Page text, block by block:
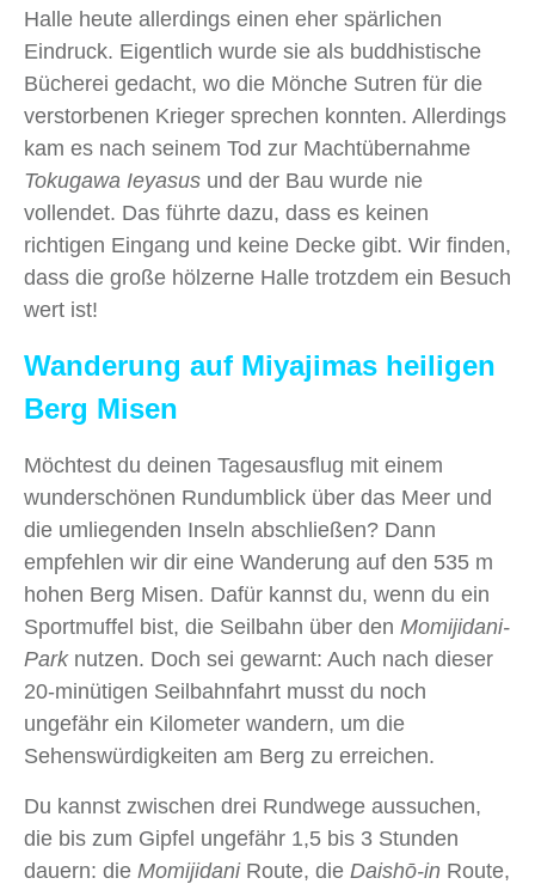
Halle heute allerdings einen eher spärlichen
Eindruck. Eigentlich wurde sie als buddhistische
Bücherei gedacht, wo die Mönche Sutren für die
verstorbenen Krieger sprechen konnten. Allerdings
kam es nach seinem Tod zur Machtübernahme
Tokugawa Ieyasus und der Bau wurde nie
vollendet. Das führte dazu, dass es keinen
richtigen Eingang und keine Decke gibt. Wir finden,
dass die große hölzerne Halle trotzdem ein Besuch
wert ist!
Wanderung auf Miyajimas heiligen
Berg Misen
Möchtest du deinen Tagesausflug mit einem
wunderschönen Rundumblick über das Meer und
die umliegenden Inseln abschließen? Dann
empfehlen wir dir eine Wanderung auf den 535 m
hohen Berg Misen. Dafür kannst du, wenn du ein
Sportmuffel bist, die Seilbahn über den Momijidani-
Parknutzen. Doch sei gewarnt: Auch nach dieser
20-minütigen Seilbahnfahrt musst du noch
ungefähr ein Kilometer wandern, um die
Sehenswürdigkeiten am Berg zu erreichen.
Du kannst zwischen drei Rundwege aussuchen,
die bis zum Gipfel ungefähr 1,5 bis 3 Stunden
dauern: die Momijidani Route, die Daishō-in Route,